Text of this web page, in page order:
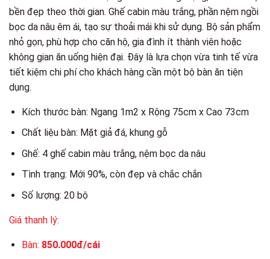
bền đẹp theo thời gian. Ghế cabin màu trắng, phần nệm ngồi
bọc da nâu êm ái, tạo sự thoải mái khi sử dụng. Bộ sản phẩm
nhỏ gọn, phù hợp cho căn hộ, gia đình ít thành viên hoặc
không gian ăn uống hiện đại. Đây là lựa chọn vừa tinh tế vừa
tiết kiệm chi phí cho khách hàng cần một bộ bàn ăn tiện
dụng.
Kích thước bàn: Ngang 1m2 x Rộng 75cm x Cao 73cm
Chất liệu bàn: Mặt giả đá, khung gỗ
Ghế: 4 ghế cabin màu trắng, nệm bọc da nâu
Tình trạng: Mới 90%, còn đẹp và chắc chắn
Số lượng: 20 bộ
Giá thanh lý:
Bàn: 850.000đ/cái